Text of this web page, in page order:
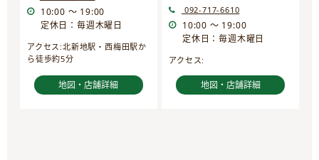
10:00 ～ 19:00
定休日：毎週木曜日
アクセス:北新地駅・西梅田駅か
ら徒歩約5分
地図・店舗詳細
092-717-6610
10:00 ～ 19:00
定休日：毎週木曜日
アクセス:
地図・店舗詳細